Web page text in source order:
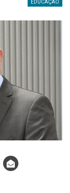
EDUCAÇÃO